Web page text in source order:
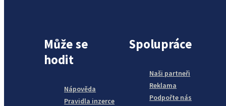
Může se
hodit
Nápověda
Pravidla inzerce
Spolupráce
Naši partneři
Reklama
Podpořte nás